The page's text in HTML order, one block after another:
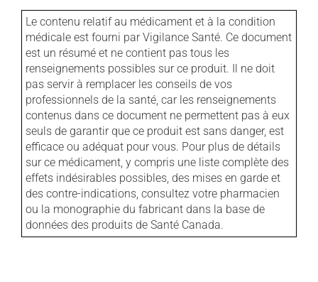
Le contenu relatif au médicament et à la condition
médicale est fourni par Vigilance Santé. Ce document
est un résumé et ne contient pas tous les
renseignements possibles sur ce produit. Il ne doit
pas servir à remplacer les conseils de vos
professionnels de la santé, car les renseignements
contenus dans ce document ne permettent pas à eux
seuls de garantir que ce produit est sans danger, est
efficace ou adéquat pour vous. Pour plus de détails
sur ce médicament, y compris une liste complète des
effets indésirables possibles, des mises en garde et
des contre-indications, consultez votre pharmacien
ou la monographie du fabricant dans la base de
données des produits de Santé Canada.